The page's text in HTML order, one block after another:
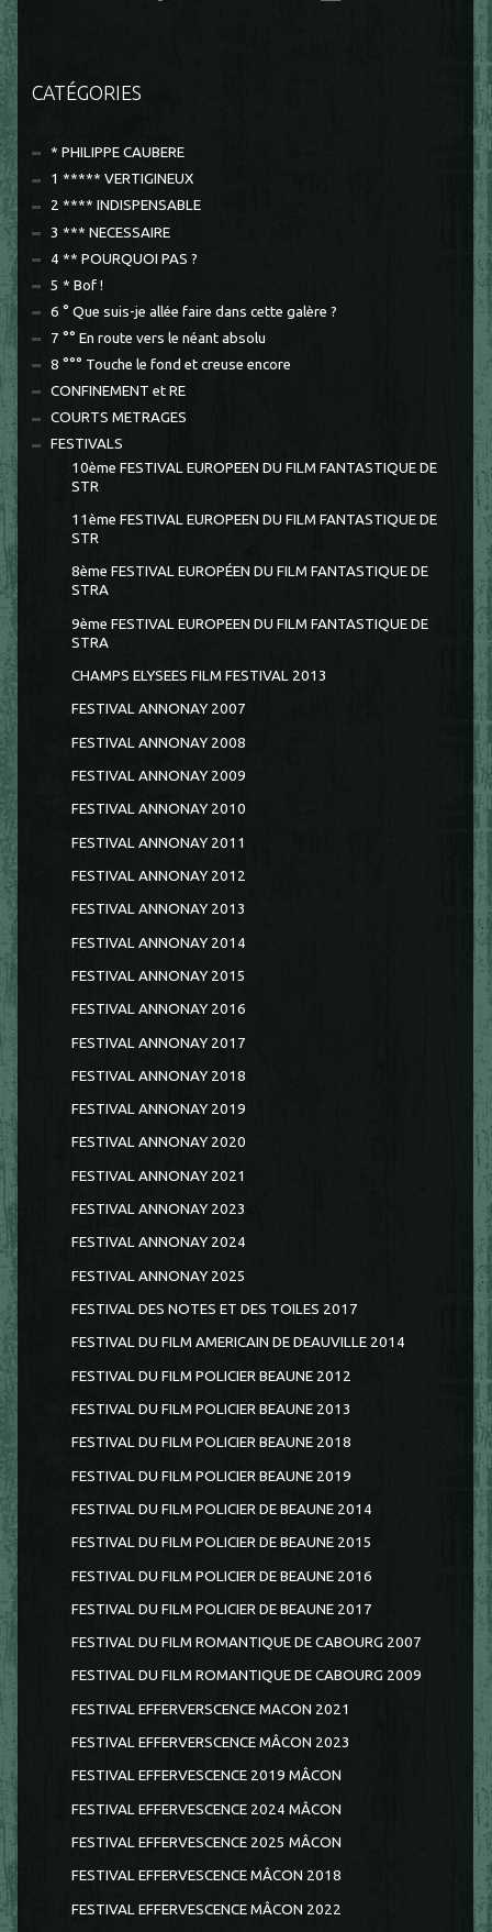
CATÉGORIES
* PHILIPPE CAUBERE
1 ***** VERTIGINEUX
2 **** INDISPENSABLE
3 *** NECESSAIRE
4 ** POURQUOI PAS ?
5 * Bof !
6 ° Que suis-je allée faire dans cette galère ?
7 °° En route vers le néant absolu
8 °°° Touche le fond et creuse encore
CONFINEMENT et RE
COURTS METRAGES
FESTIVALS
10ème FESTIVAL EUROPEEN DU FILM FANTASTIQUE DE
STR
11ème FESTIVAL EUROPEEN DU FILM FANTASTIQUE DE
STR
8ème FESTIVAL EUROPÉEN DU FILM FANTASTIQUE DE
STRA
9ème FESTIVAL EUROPEEN DU FILM FANTASTIQUE DE
STRA
CHAMPS ELYSEES FILM FESTIVAL 2013
FESTIVAL ANNONAY 2007
FESTIVAL ANNONAY 2008
FESTIVAL ANNONAY 2009
FESTIVAL ANNONAY 2010
FESTIVAL ANNONAY 2011
FESTIVAL ANNONAY 2012
FESTIVAL ANNONAY 2013
FESTIVAL ANNONAY 2014
FESTIVAL ANNONAY 2015
FESTIVAL ANNONAY 2016
FESTIVAL ANNONAY 2017
FESTIVAL ANNONAY 2018
FESTIVAL ANNONAY 2019
FESTIVAL ANNONAY 2020
FESTIVAL ANNONAY 2021
FESTIVAL ANNONAY 2023
FESTIVAL ANNONAY 2024
FESTIVAL ANNONAY 2025
FESTIVAL DES NOTES ET DES TOILES 2017
FESTIVAL DU FILM AMERICAIN DE DEAUVILLE 2014
FESTIVAL DU FILM POLICIER BEAUNE 2012
FESTIVAL DU FILM POLICIER BEAUNE 2013
FESTIVAL DU FILM POLICIER BEAUNE 2018
FESTIVAL DU FILM POLICIER BEAUNE 2019
FESTIVAL DU FILM POLICIER DE BEAUNE 2014
FESTIVAL DU FILM POLICIER DE BEAUNE 2015
FESTIVAL DU FILM POLICIER DE BEAUNE 2016
FESTIVAL DU FILM POLICIER DE BEAUNE 2017
FESTIVAL DU FILM ROMANTIQUE DE CABOURG 2007
FESTIVAL DU FILM ROMANTIQUE DE CABOURG 2009
FESTIVAL EFFERVERSCENCE MACON 2021
FESTIVAL EFFERVERSCENCE MÂCON 2023
FESTIVAL EFFERVESCENCE 2019 MÂCON
FESTIVAL EFFERVESCENCE 2024 MÂCON
FESTIVAL EFFERVESCENCE 2025 MÂCON
FESTIVAL EFFERVESCENCE MÂCON 2018
FESTIVAL EFFERVESCENCE MÂCON 2022